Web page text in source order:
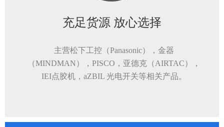
充足货源 放心选择
主营松下工控（Panasonic），金器
（MINDMAN），PISCO，亚德克（AIRTAC），
IEI点胶机，aZBIL 光电开关等相关产品。